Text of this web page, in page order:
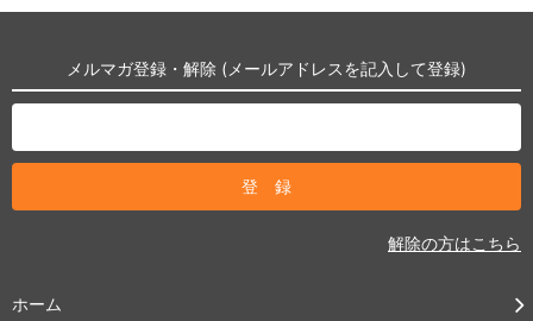
メルマガ登録・解除 (メールアドレスを記入して登録)
解除の方はこちら
ホーム